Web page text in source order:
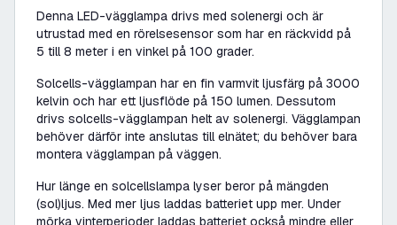
Denna LED-vägglampa drivs med solenergi och är
utrustad med en rörelsesensor som har en räckvidd på
5 till 8 meter i en vinkel på 100 grader.
Solcells-vägglampan har en fin varmvit ljusfärg på 3000
kelvin och har ett ljusflöde på 150 lumen. Dessutom
drivs solcells-vägglampan helt av solenergi. Vägglampan
behöver därför inte anslutas till elnätet; du behöver bara
montera vägglampan på väggen.
Hur länge en solcellslampa lyser beror på mängden
(sol)ljus. Med mer ljus laddas batteriet upp mer. Under
mörka vinterperioder laddas batteriet också mindre eller